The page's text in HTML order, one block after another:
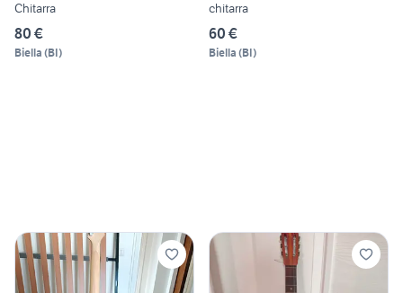
Chitarra
80 €
Biella (BI)
chitarra
60 €
Biella (BI)